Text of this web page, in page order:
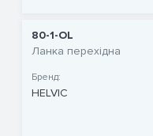
80-1-OL
Ланка перехідна
Бренд:
HELVIC